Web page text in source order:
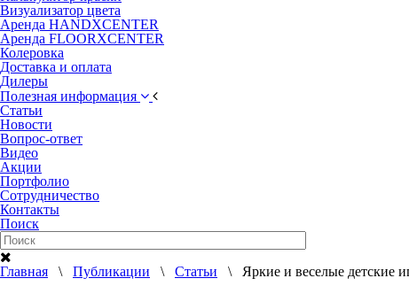
Визуализатор цвета
Аренда HANDXCENTER
Аренда FLOORXCENTER
Колеровка
Доставка и оплата
Дилеры
Полезная информация
Статьи
Новости
Вопрос-ответ
Видео
Акции
Портфолио
Сотрудничество
Контакты
Поиск
Главная \ Публикации \ Статьи \ Яркие и веселые детские